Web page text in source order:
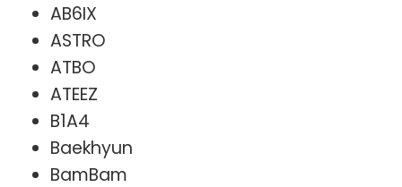
AB6IX
ASTRO
ATBO
ATEEZ
B1A4
Baekhyun
BamBam